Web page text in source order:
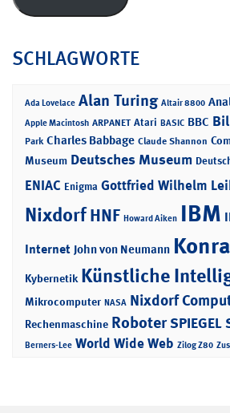
SCHLAGWORTE
Ada Lovelace Alan Turing Altair 8800
Apple Macintosh ARPANET Atari BASIC BBC
Park Charles Babbage Claude Shannon
Museum Deutsches Museum
ENIAC Enigma Gottfried Wilhelm
NixdorfHNF Howard Aiken IBM
Internet John von Neumann
Kybernetik Künstliche
Mikrocomputer NASA Nixdorf
Rechenmaschine RoboterSPIEGEL
Berners-Lee World Wide Web Zilog Z80